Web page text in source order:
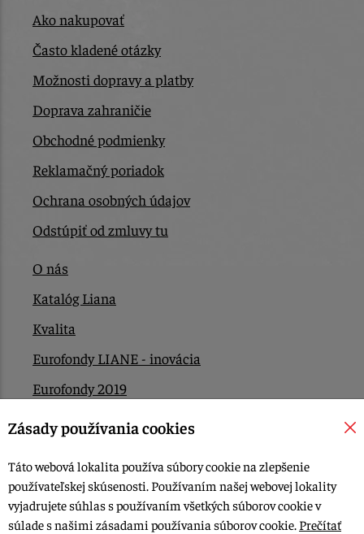
Ako nakupovať
Často kladené otázky
Možnosti dopravy a platby
Doprava zahraničie
Obchodné podmienky
Reklamačný poriadok
Ochrana osobných údajov
Odstúpiť od zmluvy tu
O nás
Katalóg Liana
Kvalita
Eurofondy LIANE - inovácia
Eurofondy 2019
Eurofondy 2022/2023
Kontakt
© 2015-2026, LIANA GOLIAŠ s.r.o. všetky práva vyhradené.
Zásady používania cookies
Táto webová lokalita používa súbory cookie na zlepšenie
používateľskej skúsenosti. Používaním našej webovej lokality
vyjadrujete súhlas s používaním všetkých súborov cookie v
súlade s našimi zásadami používania súborov cookie. Prečítať